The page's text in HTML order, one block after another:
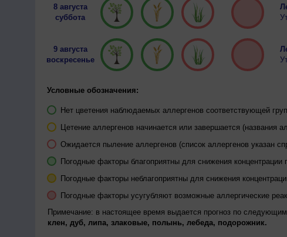
8 августа
суббота
9 августа
воскресенье
Условные обозначения:
Нет цветения наблюдаемых аллергенов соответствующей
Цетение аллергенов начинается или завершается (названия
Ожидается пыление аллергенов (список аллергенов указан
Погодные факторы благоприятны для снижения концентрации
Погодные факторы неблагоприятны для снижения
Погодные факторы усугубляют возможные аллергические
Примечание: в настоящее время выдается прогноз по
клен, дуб, липа, злаковые, полынь, лебеда, подорожник.